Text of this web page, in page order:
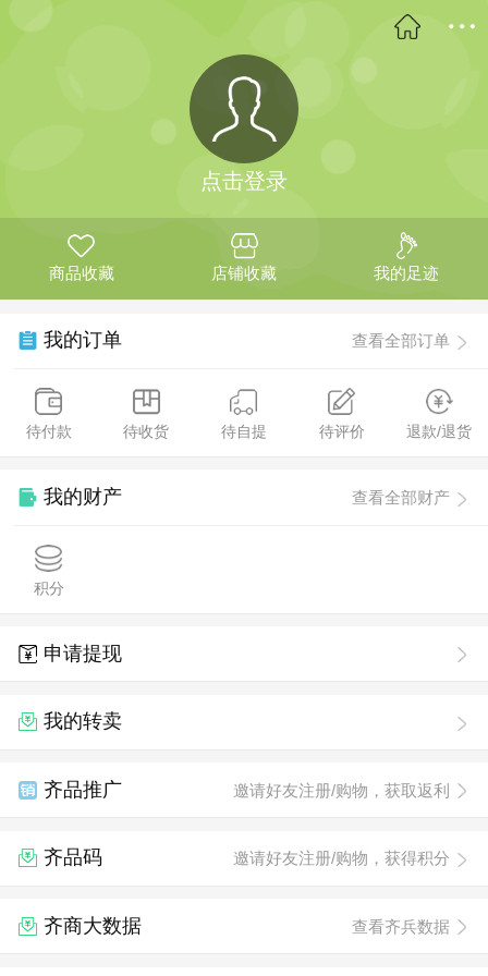
点击登录
商品收藏 店铺收藏 我的足迹
我的订单 查看全部订单
待付款 待收货 待自提 待评价 退款/退货
我的财产 查看全部财产
积分
申请提现
我的转卖
齐品推广 邀请好友注册/购物，获取返利
齐品码 邀请好友注册/购物，获得积分
齐商大数据 查看齐兵数据